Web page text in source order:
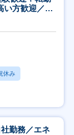
い方歓迎／土
休み
勤務／エネ